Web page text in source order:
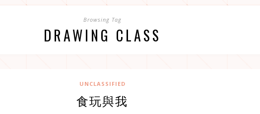
Browsing Tag
DRAWING CLASS
UNCLASSIFIED
食玩與我